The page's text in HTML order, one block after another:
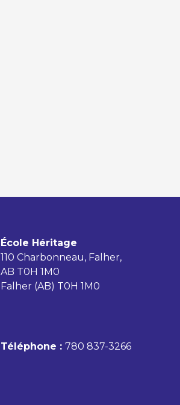
École Héritage
110 Charbonneau, Falher,
AB T0H 1M0
Falher (AB) T0H 1M0
Téléphone : 780 837-3266